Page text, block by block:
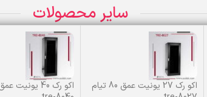
سایر محصولات
اکو رک 27 یونیت عمق 80 تیام